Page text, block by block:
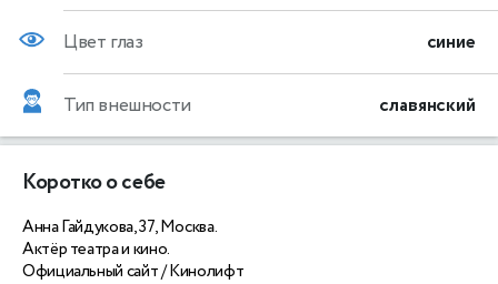
Цвет глаз синие
Тип внешности славянский
Коротко о себе
Анна Гайдукова, 37, Москва.
Актёр театра и кино.
Официальный сайт / Кинолифт